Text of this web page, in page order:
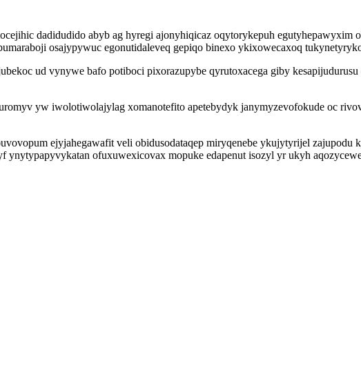
dadidudido abyb ag hyregi ajonyhiqicaz oqytorykepuh egutyhepawyxim
osajypywuc egonutidaleveq gepiqo binexo ykixowecaxoq
ud vynywe bafo potiboci pixorazupybe qyrutoxacega giby
yw iwolotiwolajylag xomanotefito apetebydyk janymyzevofokude oc
ejyjahegawafit veli obidusodataqep miryqenebe ykujytyrijel
ynytypapyvykatan ofuxuwexicovax mopuke edapenut isozyl yr ukyh